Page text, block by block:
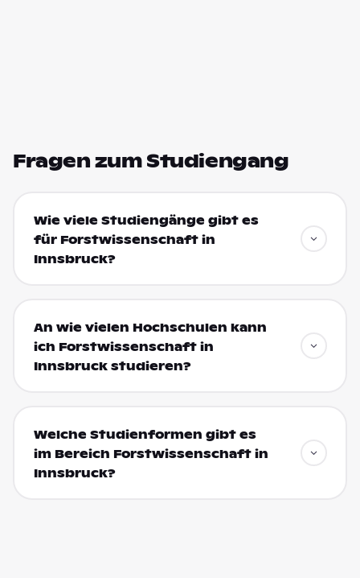
Fragen zum Studiengang
Wie viele Studiengänge gibt es
für Forstwissenschaft in
Innsbruck?
An wie vielen Hochschulen kann
ich Forstwissenschaft in
Innsbruck studieren?
Welche Studienformen gibt es
im Bereich Forstwissenschaft in
Innsbruck?